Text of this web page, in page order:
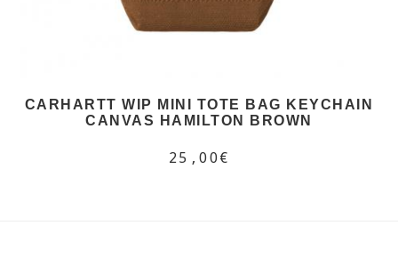
CARHARTT WIP MINI TOTE BAG KEYCHAIN
CANVAS HAMILTON BROWN
25,00€